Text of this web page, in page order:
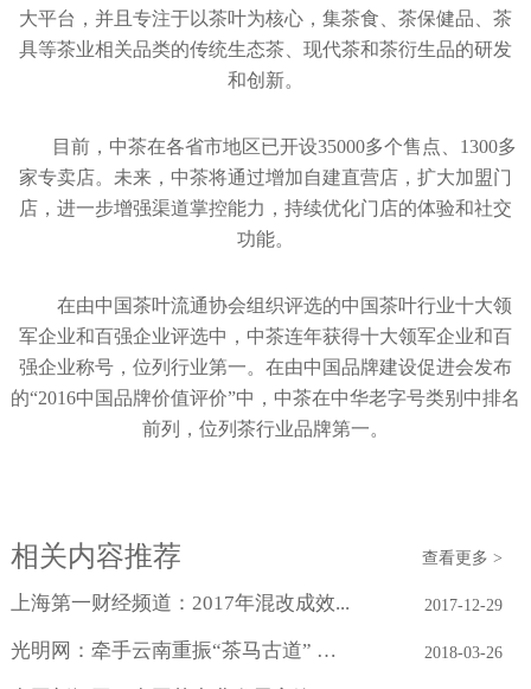
大平台，并且专注于以茶叶为核心，集茶食、茶保健品、茶
具等茶业相关品类的传统生态茶、现代茶和茶衍生品的研发
和创新。
目前，中茶在各省市地区已开设35000多个售点、1300多
家专卖店。未来，中茶将通过增加自建直营店，扩大加盟门
店，进一步增强渠道掌控能力，持续优化门店的体验和社交
功能。
在由中国茶叶流通协会组织评选的中国茶叶行业十大领
军企业和百强企业评选中，中茶连年获得十大领军企业和百
强企业称号，位列行业第一。在由中国品牌建设促进会发布
的“2016中国品牌价值评价”中，中茶在中华老字号类别中排名
前列，位列茶行业品牌第一。
相关内容推荐 查看更多 >
上海第一财经频道：2017年混改成效... 2017-12-29
光明网：牵手云南重振“茶马古道” 中... 2018-03-26